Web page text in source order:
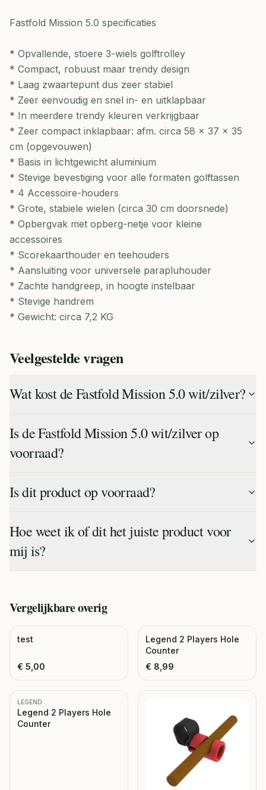
Fastfold Mission 5.0 specificaties
* Opvallende, stoere 3-wiels golftrolley
* Compact, robuust maar trendy design
* Laag zwaartepunt dus zeer stabiel
* Zeer eenvoudig en snel in- en uitklapbaar
* In meerdere trendy kleuren verkrijgbaar
* Zeer compact inklapbaar: afm. circa 58 x 37 x 35
cm (opgevouwen)
* Basis in lichtgewicht aluminium
* Stevige bevestiging voor alle formaten golftassen
* 4 Accessoire-houders
* Grote, stabiele wielen (circa 30 cm doorsnede)
* Opbergvak met opberg-netje voor kleine
accessoires
* Scorekaarthouder en teehouders
* Aansluiting voor universele parapluhouder
* Zachte handgreep, in hoogte instelbaar
* Stevige handrem
* Gewicht: circa 7,2 KG
Veelgestelde vragen
Wat kost de Fastfold Mission 5.0 wit/zilver?
Is de Fastfold Mission 5.0 wit/zilver op
voorraad?
Is dit product op voorraad?
Hoe weet ik of dit het juiste product voor
mij is?
Vergelijkbareoverig
test
€ 5,00
Legend 2 Players Hole
Counter
€ 8,99
LEGEND
Legend 2 Players Hole
Counter